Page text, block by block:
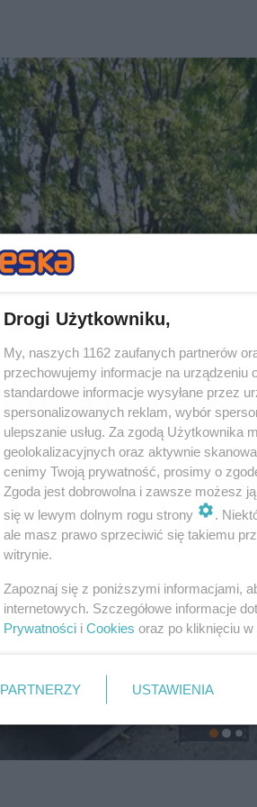
Drogi Użytkowniku,
My, naszych 1162 zaufanych partnerów
przechowujemy informacje na urządzeniu
standardowe informacje wysyłane przez
spersonalizowanych reklam, wybór
ulepszanie usług. Za zgodą Użytkownika
geolokalizacyjnych oraz aktywnie
cenimy Twoją prywatność, prosimy o
Zgoda jest dobrowolna i zawsze możesz
się w lewym dolnym rogu strony
.
ale masz prawo sprzeciwić się takiemu
witrynie.
Zapoznaj się z poniższymi informacjami,
internetowych. Szczegółowe informacje
Prywatności i Cookies oraz po kliknięciu w
PARTNERZY USTAWIENIA